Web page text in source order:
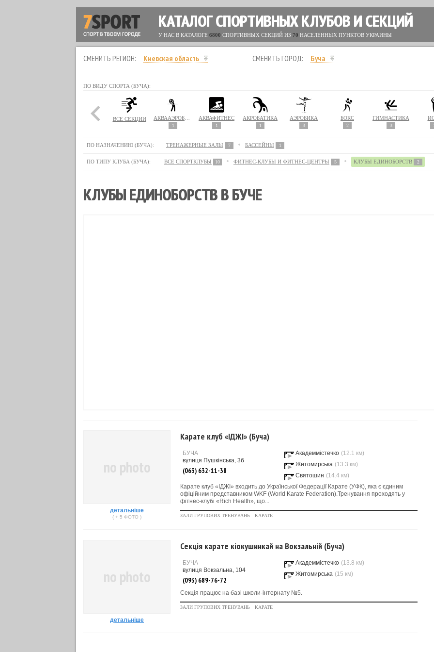
КАТАЛОГ СПОРТИВНЫХ КЛУБОВ И СЕКЦИЙ
У НАС В КАТАЛОГЕ 6800 СПОРТИВНЫХ СЕКЦИЙ ИЗ 70 НАСЕЛЕННЫХ ПУНКТОВ УКРАИНЫ
СМЕНИТЬ РЕГИОН: Киевская область СМЕНИТЬ ГОРОД: Буча
ПО ВИДУ СПОРТА (БУЧА):
ВСЕ СЕКЦИИ
1
АКВАФИТНЕС
1
АКРОБАТИКА
1
АЭРОБИКА
3
БОКС
2
ГИМНАСТИКА
3
ПО НАЗНАЧЕНИЮ (БУЧА): ТРЕНАЖЕРНЫЕ ЗАЛЫ 7 БАССЕЙНЫ 1
ПО ТИПУ КЛУБА (БУЧА): ВСЕ СПОРТКЛУБЫ 10 ФИТНЕС-КЛУБЫ И ФИТНЕС-ЦЕНТРЫ 5 КЛУБЫ ЕДИНОБОРСТВ 2
КЛУБЫ ЕДИНОБОРСТВ В БУЧЕ
no photo
детальніше
( + 5 ФОТО )
Карате клуб «ІДЖІ» (Буча)
БУЧА
вулиця Пушкінська, 3б
(063) 632-11-38
Академмістечко (12.1 км)
Житомирська (13.3 км)
Святошин (14.4 км)
Карате клуб «ІДЖІ» входить до Української Федерації Карате (УФК), яка є єдиним
офіційним представником WKF (World Karate Federation).Тренування проходять у
фітнес-клубі «Rich Health», що...
ЗАЛИ ГРУПОВИХ ТРЕНУВАНЬ КАРАТЕ
no photo
детальніше
Секція карате кіокушинкай на Вокзальній (Буча)
БУЧА
вулиця Вокзальна, 104
(093) 689-76-72
Академмістечко (13.8 км)
Житомирська (15 км)
Секція працює на базі школи-інтернату №5.
ЗАЛИ ГРУПОВИХ ТРЕНУВАНЬ КАРАТЕ